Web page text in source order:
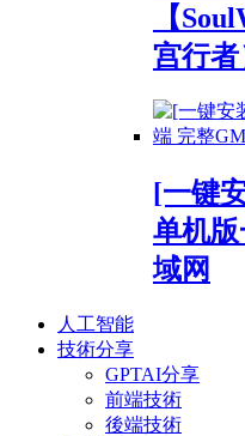
【
宫行
[一键
单机
域网
人工智能
技術分享
GPTAI分享
前端技術
後端技術